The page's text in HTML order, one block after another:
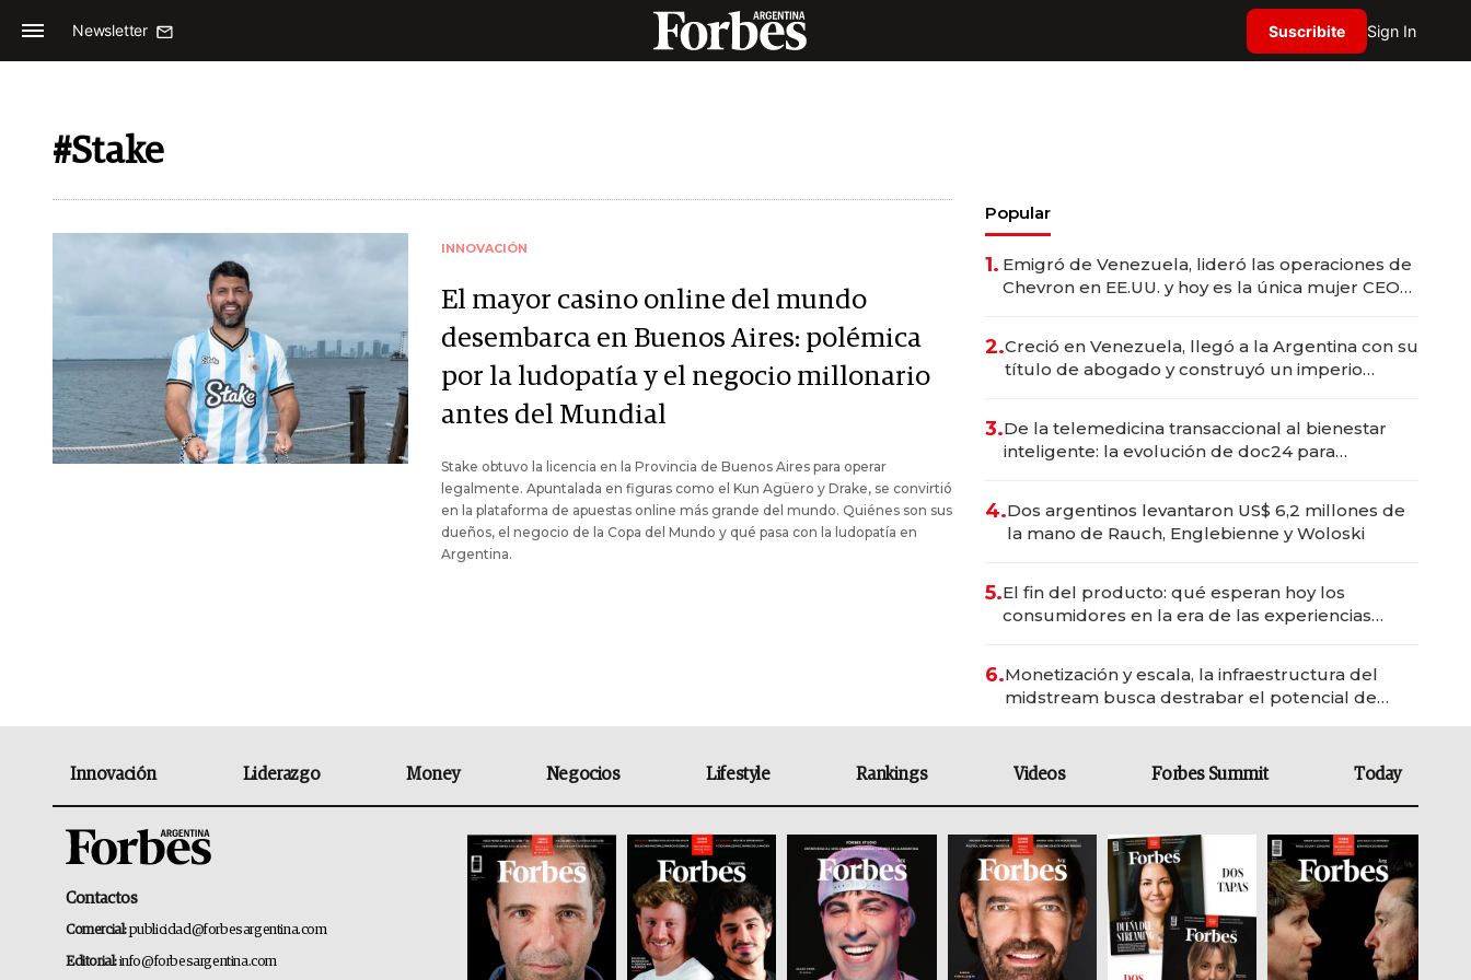
Newsletter Suscribite Sign In
#Stake
INNOVACIÓN
El mayor casino online del mundo
desembarca en Buenos Aires: polémica
por la ludopatía y el negocio millonario
antes del Mundial
Stake obtuvo la licencia en la Provincia de Buenos Aires para operar
legalmente. Apuntalada en figuras como el Kun Agüero y Drake, se convirtió
en la plataforma de apuestas online más grande del mundo. Quiénes son sus
dueños, el negocio de la Copa del Mundo y qué pasa con la ludopatía en
Argentina.
Popular
1. Emigró de Venezuela, lideró las operaciones de
Chevron en EE.UU. y hoy es la única mujer CEO
2.Creció en Venezuela, llegó a la Argentina con su
título de abogado y construyó un imperio
3.De la telemedicina transaccional al bienestar
inteligente: la evolución de doc24 para
4.Dos argentinos levantaron US$ 6,2 millones de
la mano de Rauch, Englebienne y Woloski
5.El fin del producto: qué esperan hoy los
consumidores en la era de las experiencias
6.Monetización y escala, la infraestructura del
midstream busca destrabar el potencial de
Innovación Liderazgo Money Negocios Lifestyle Rankings Videos Forbes Summit Today
Contactos
Comercial:publicidad@forbesargentina.com
Editorial:info@forbesargentina.com